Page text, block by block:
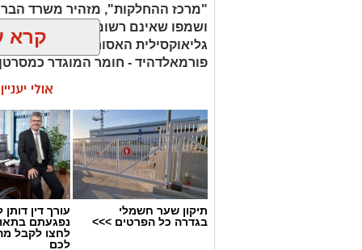
בכתבה? נשמח שתשתפו אותנו
"מרכז ההחלקות", מזהיר משרד
ושמפו שאינם רשומים כחוק. בחלק
גליאוקסילית האסורה לשימוש
פורמאלדהיד - חומר המוגדר כמסרטן
קרא
אולי
תיקון שער חשמלי
בגדרה כל הפרטים >>>
עורך דין דותן
נפגעתם
לחצו לקבל
לכם